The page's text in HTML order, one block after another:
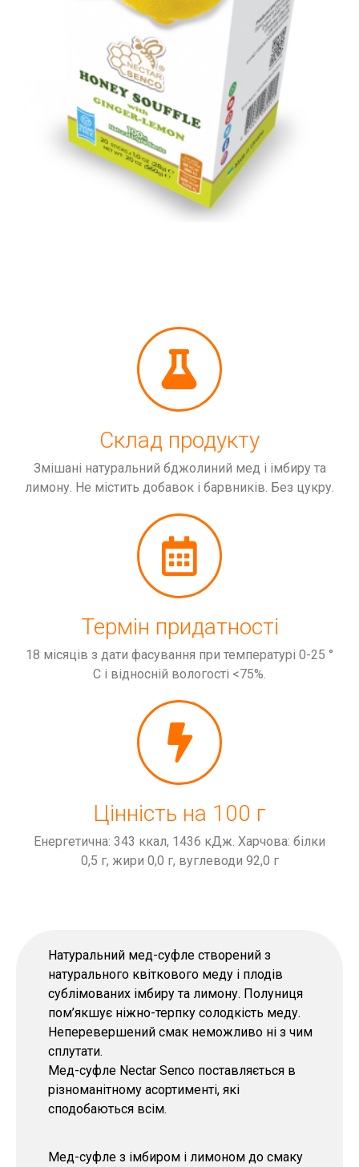
Склад продукту
Змішані натуральний бджолиний мед і імбиру та
лимону. Не містить добавок і барвників. Без цукру.
Термін придатності
18 місяців з дати фасування при температурі 0-25 °
С і відносній вологості <75%.
Цінність на 100 г
Енергетична: 343 ккал, 1436 кДж. Харчова: білки
0,5 г, жири 0,0 г, вуглеводи 92,0 г
Натуральний мед-суфле створений з
натурального квіткового меду і плодів
сублімованих імбиру та лимону. Полуниця
пом’якшує ніжно-терпку солодкість меду.
Неперевершений смак неможливо ні з чим
сплутати.
Мед-суфле Nectar Senco поставляється в
різноманітному асортименті, які
сподобаються всім.
Мед-суфле з імбиром і лимоном до смаку